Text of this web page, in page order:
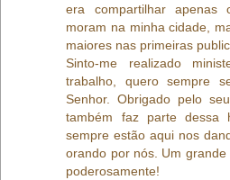
era compartilhar apenas
moram na minha cidade,
maiores nas primeiras
Sinto-me realizado
trabalho, quero sempre
Senhor. Obrigado pelo
também faz parte dessa
sempre estão aqui nos
orando por nós. Um
poderosamente!